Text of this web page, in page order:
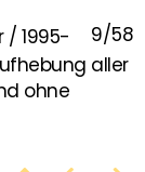
9/58
/ 1995-
aller
ohne